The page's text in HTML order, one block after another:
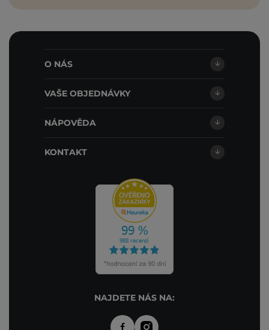
O NÁS
VAŠE OBJEDNÁVKY
NÁPOVĚDA
KONTAKT
NAJDETE NÁS NA: